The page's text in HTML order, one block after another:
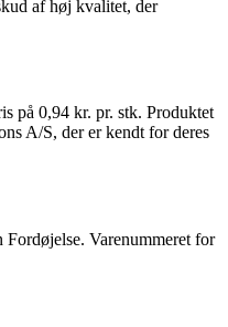
af høj kvalitet, der
på 0,94 kr. pr. stk. Produktet
A/S, der er kendt for deres
Varenummeret for